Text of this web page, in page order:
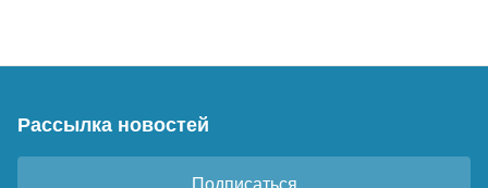
Рассылка новостей
Подписаться